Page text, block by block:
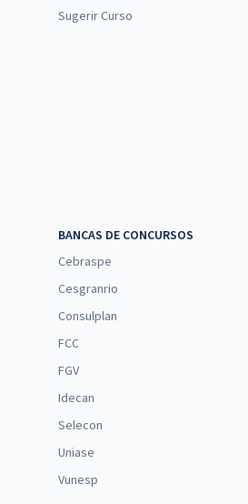
Sugerir Curso
BANCAS DE CONCURSOS
Cebraspe
Cesgranrio
Consulplan
FCC
FGV
Idecan
Selecon
Uniase
Vunesp